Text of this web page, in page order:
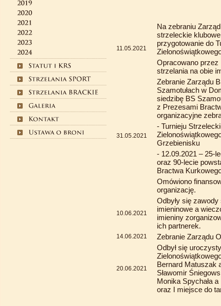
11.05.2021
Na zebraniu
strzeleckie
przygotowanie do
Opracowano przez
strzelania na obie
31.05.2021
Zebranie Zarządu
Szamotułach w
siedzibę BS
z Prezesami
organizacyjne
- Turnieju
Grzebienisku
- 12.09.2021 – 25-
oraz 90-lecie
Bractwa
Omówiono
organizację.
10.06.2021
Odbyły się
imieninowe a
imieniny
ich partnerek.
14.06.2021 Zebranie Zarządu
20.06.2021
Odbył się
Bernard Matuszak
Sławomir
Monika Spychała
oraz I miejsce do